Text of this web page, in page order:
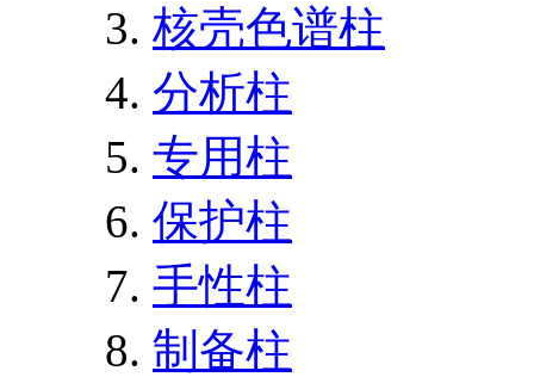
核壳色谱柱
分析柱
专用柱
保护柱
手性柱
制备柱